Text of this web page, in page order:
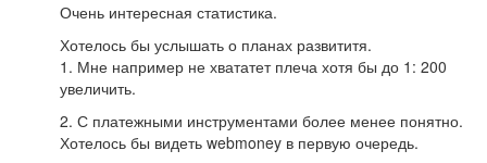
Очень интересная статистика.
Хотелось бы услышать о планах развититя.
1. Мне например не хвататет плеча хотя бы до 1: 200
увеличить.
2. С платежными инструментами более менее понятно.
Хотелось бы видеть webmoney в первую очередь.